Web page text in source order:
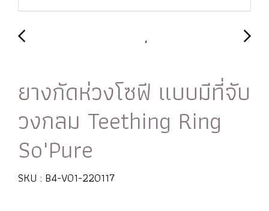
ยางกัดห่วงโซฟี แบบมีที่จับ
วงกลม Teething Ring
So'Pure
SKU : B4-V01-220117